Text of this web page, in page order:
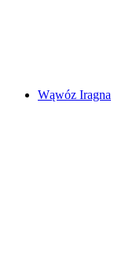
Wąwóz Iragna